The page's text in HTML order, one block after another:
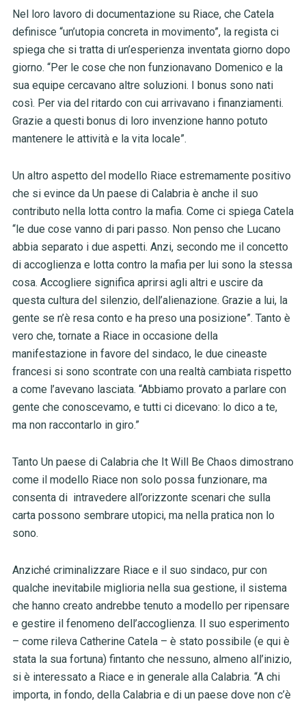
Nel loro lavoro di documentazione su Riace, che Catela
definisce “un’utopia concreta in movimento”, la regista ci
spiega che si tratta di un’esperienza inventata giorno dopo
giorno. “Per le cose che non funzionavano Domenico e la
sua equipe cercavano altre soluzioni. I bonus sono nati
così. Per via del ritardo con cui arrivavano i finanziamenti.
Grazie a questi bonus di loro invenzione hanno potuto
mantenere le attività e la vita locale”.
Un altro aspetto del modello Riace estremamente positivo
che si evince da Un paese di Calabria è anche il suo
contributo nella lotta contro la mafia. Come ci spiega Catela
“le due cose vanno di pari passo. Non penso che Lucano
abbia separato i due aspetti. Anzi, secondo me il concetto
di accoglienza e lotta contro la mafia per lui sono la stessa
cosa. Accogliere significa aprirsi agli altri e uscire da
questa cultura del silenzio, dell’alienazione. Grazie a lui, la
gente se n’è resa conto e ha preso una posizione”. Tanto è
vero che, tornate a Riace in occasione della
manifestazione in favore del sindaco, le due cineaste
francesi si sono scontrate con una realtà cambiata rispetto
a come l’avevano lasciata. “Abbiamo provato a parlare con
gente che conoscevamo, e tutti ci dicevano: lo dico a te,
ma non raccontarlo in giro.”
Tanto Un paese di Calabria che It Will Be Chaos dimostrano
come il modello Riace non solo possa funzionare, ma
consenta di intravedere all’orizzonte scenari che sulla
carta possono sembrare utopici, ma nella pratica non lo
sono.
Anziché criminalizzare Riace e il suo sindaco, pur con
qualche inevitabile miglioria nella sua gestione, il sistema
che hanno creato andrebbe tenuto a modello per ripensare
e gestire il fenomeno dell’accoglienza. Il suo esperimento
– come rileva Catherine Catela – è stato possibile (e qui è
stata la sua fortuna) fintanto che nessuno, almeno all’inizio,
si è interessato a Riace e in generale alla Calabria. “A chi
importa, in fondo, della Calabria e di un paese dove non c’è